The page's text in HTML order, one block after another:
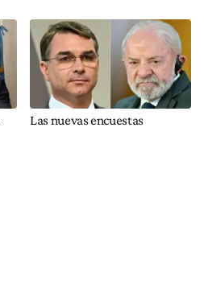
Las nuevas encuestas